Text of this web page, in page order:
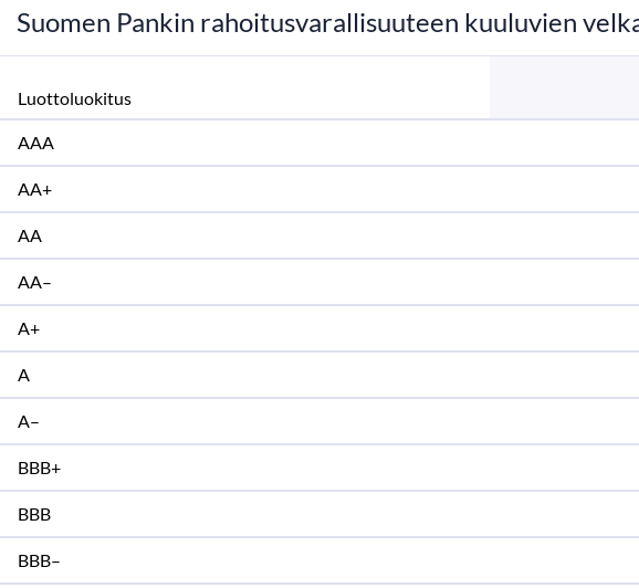
Suomen Pankin rahoitusvarallisuuteen kuuluvien
Luottoluokitus
AAA
AA+
AA
AA–
A+
A
A–
BBB+
BBB
BBB–